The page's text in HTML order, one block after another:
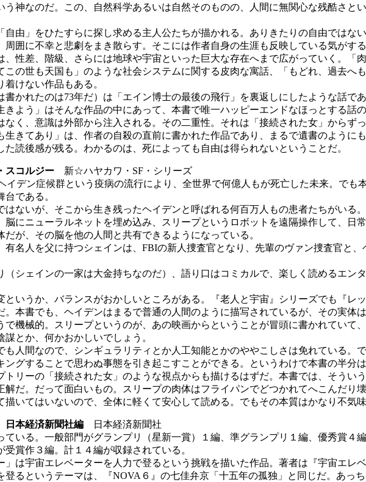
神なのだ。この、自然科学あるいは自然そのものの、人間に無関心な残酷さと
由」をひたすらに探し求める主人公たちが描かれる。ありきたりの自由ではな
囲に不幸と悲劇をまき散らす。そこには作者自身の生涯も反映している気がす
性差、階級、さらには地球や宇宙といった巨大な存在へまで広がっていく。「
この世も天国も」のような社会システムに関する皮肉な寓話、「もどれ、過去
けない作品もある。
かれたのは73年だ）は「エイン博士の最後の飛行」を裏返しにしたような話で
きよう」はそんな作品の中にあって、本書で唯一ハッピーエンドなほっとする話
く、意識は外部から注入される。その二重性。それは「接続された女」からず
きてあり」は、作者の自殺の直前に書かれた作品であり、まるで遺書のように
読後感が残る。わかるのは、死によっても自由は得られないということだ。
スコルジー 新☆ハヤカワ・SF・シリーズ
デン症候群という疫病の流行により、全世界で何億人もが死亡した未来。でも
である。
ないが、そこから生き残ったヘイデンと呼ばれる何百万人もの患者たちがいる
脳にニューラルネットを埋め込み、スリープというロボットを遠隔操作して、日
が、その脳を他の人間と共有できるようになっている。
名人を父に持つシェインは、FBIの新人捜査官となり、先輩のヴァン捜査官と
シェインの一家は大金持ちなのだ）、語り口はコミカルで、楽しく読めるエン
いうか、バランスがおかしいところがある。『老人と宇宙』シリーズでも『レ
本書でも、ヘイデンはまるで普通の人間のように描写されているが、その実体
で機械的。スリープというのが、あの映画からということが冒頭に書かれていて
とか、何かおかしいでしょう。
人間なので、シンギュラリティとか人工知能とかのややこしさは免れている。
グすることで思わぬ事態を引き起こすことができる。というわけで本書の半分
リーの「接続された女」のような視点からも描けるはずだ。本書では、そうい
だ。だって面白いもの。スリープの肉体はフライパンでどつかれてへこんだり
いてはいないので、全体に軽くて安心して読める。でもその本質はかなり不気
日本経済新聞社編 日本経済新聞社
いる。一般部門がグランプリ（星新一賞）１編、準グランプリ１編、優秀賞４
賞作３編。計１４編が収録されている。
は宇宙エレベーターを人力で登るという挑戦を描いた作品。著者は『宇宙エレ
るというテーマは、『NOVA６』の七佳弁京「十五年の孤独」と同じだ。あっ